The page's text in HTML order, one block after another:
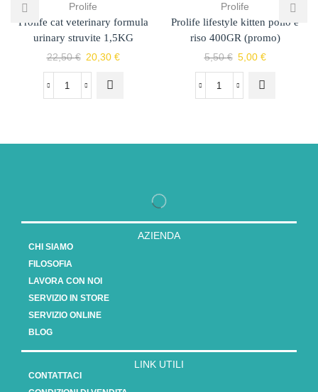
Prolife
Prolife cat veterinary formula
urinary struvite 1,5KG
22,50€ 20,30 €
Prolife
Prolife lifestyle kitten pollo e
riso 400GR (promo)
5,50€ 5,00 €
AZIENDA
CHI SIAMO
FILOSOFIA
LAVORA CON NOI
SERVIZIO IN STORE
SERVIZIO ONLINE
BLOG
LINK UTILI
CONTATTACI